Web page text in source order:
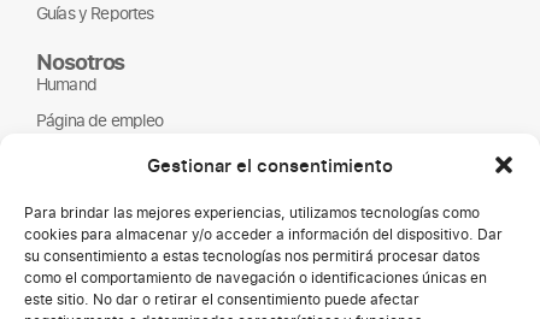
Gestionar el consentimiento
Para brindar las mejores experiencias, utilizamos tecnologías como
cookies para almacenar y/o acceder a información del dispositivo. Dar
su consentimiento a estas tecnologías nos permitirá procesar datos
como el comportamiento de navegación o identificaciones únicas en
este sitio. No dar o retirar el consentimiento puede afectar
Guías y Reportes
Nosotros
Humand
Página de empleo